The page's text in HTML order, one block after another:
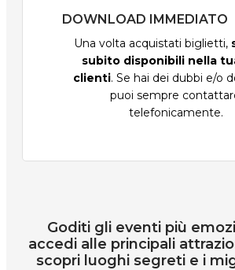
DOWNLOAD IMMEDIATO
Una volta acquistati biglietti,
subito disponibili nella
clienti. Se hai dei dubbi e/o
puoi sempre
telefonicamente.
Goditi gli eventi più
accedi alle principali
scopri luoghi segreti e i